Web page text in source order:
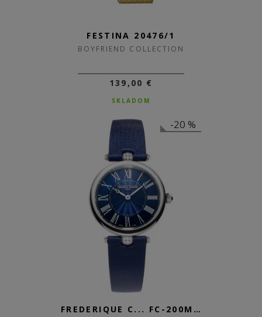
FESTINA 20476/1
BOYFRIEND COLLECTION
139,00 €
SKLADOM
-20 %
FREDERIQUE C... FC-200MPN2AR2D6